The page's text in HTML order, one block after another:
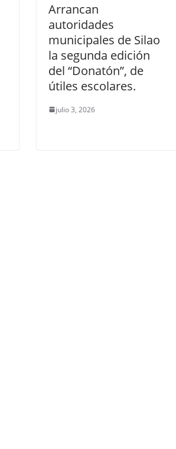
Arrancan
autoridades
municipales de Silao
la segunda edición
del “Donatón”, de
útiles escolares.
julio 3, 2026